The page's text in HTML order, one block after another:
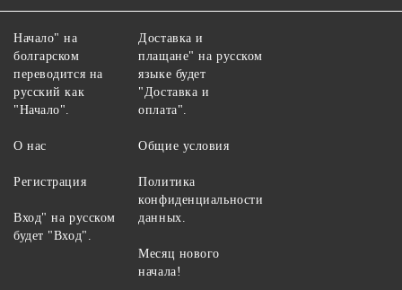
Начало" на
болгарском
переводится на
русский как
"Начало".
О нас
Регистрация
Вход" на русском
будет "Вход".
Доставка и
плащане" на русском
языке будет
"Доставка и
оплата".
Общие условия
Политика
конфиденциальности
данных.
Месяц нового
начала!